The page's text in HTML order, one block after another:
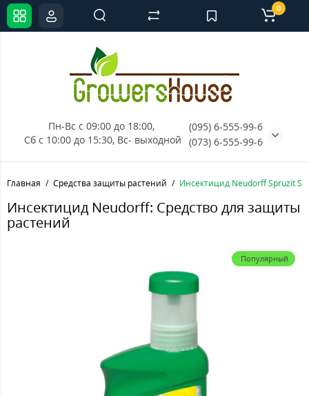
Пн-Вс с 09:00 до 18:00,
Сб с 10:00 до 15:30, Вс- выходной
(095) 6-555-99-6
(073) 6-555-99-6
0
Главная Средства защиты растений Инсектицид Neudorff Spruzit
Инсектицид Neudorff: Средство для защиты
растений
Популярный